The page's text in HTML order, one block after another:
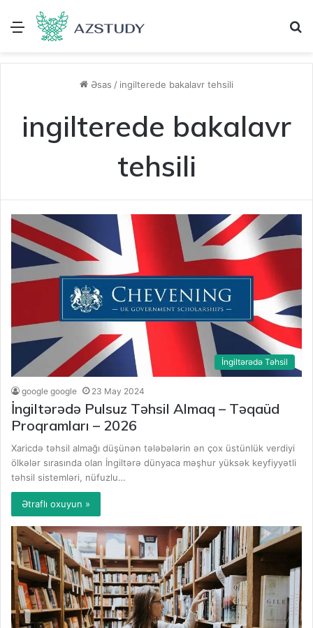
Menu
Əsas / ingilterede bakalavr tehsili
ingilterede bakalavr
tehsili
İngiltərədə Təhsil
google google 23 May 2024
İngiltərədə Pulsuz Təhsil Almaq – Təqaüd
Proqramları – 2026
Xaricdə təhsil almağı düşünən tələbələrin ən çox üstünlük verdiyi
ölkələr sırasında olan İngiltərə dünyaca məşhur yüksək keyfiyyətli
təhsil sistemləri, nüfuzlu…
Ətraflı oxuyun »